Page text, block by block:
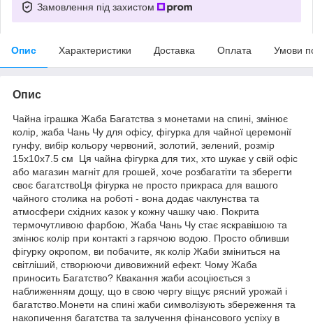
Замовлення під захистом
Опис Характеристики Доставка Оплата Умови
Опис
Чайна іграшка Жаба Багатства з монетами на спині, змінює
колір, жаба Чань Чу для офісу, фігурка для чайної церемонії
гунфу, вибір кольору червоний, золотий, зелений, розмір
15х10х7.5 см Ця чайна фігурка для тих, хто шукає у свій офіс
або магазин магніт для грошей, хоче розбагатіти та зберегти
своє багатствоЦя фігурка не просто прикраса для вашого
чайного столика на роботі - вона додає чаклунства та
атмосфери східних казок у кожну чашку чаю. Покрита
термочутливою фарбою, Жаба Чань Чу стає яскравішою та
змінює колір при контакті з гарячою водою. Просто обливши
фігурку окропом, ви побачите, як колір Жаби зміниться на
світліший, створюючи дивовижний ефект. Чому Жаба
приносить Багатство? Квакання жаби асоціюється з
наближенням дощу, що в свою чергу віщує рясний урожай і
багатство.Монети на спині жаби символізують збереження та
накопичення багатства та залучення фінансового успіху в